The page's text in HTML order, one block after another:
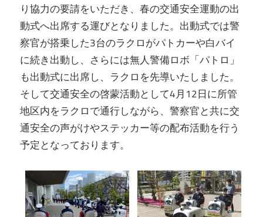
り協力の要請をいただき、春の交通安全運動の出
動式へ出席する運びとなりました。出動式では警
察官が搭乗した3台のラクロがパトカーや白バイ
に続き出動し、さらには無人警備ロボ「パトロ」
も出動式に出席し、ラクロを先導いたしました。
そして交通安全の啓蒙活動として4月12日に所管
地区内をラクロで通行しながら、警察官と共に交
通安全の声がけやステッカー等の配布活動を行う
予定となっております。